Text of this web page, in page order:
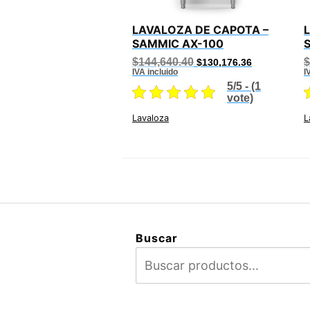
LAVALOZA DE CAPOTA –
SAMMIC AX-100
$144,640.40 Original
$144,640.40.
$130,176.36
is:
$130,176.36.
IVA incluido
5/5 - (1
vote)
Lavaloza
$
Buscar